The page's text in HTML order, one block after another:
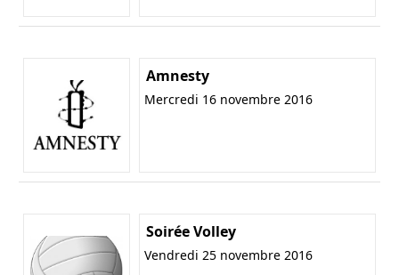
Amnesty
Mercredi 16 novembre 2016
Soirée Volley
Vendredi 25 novembre 2016